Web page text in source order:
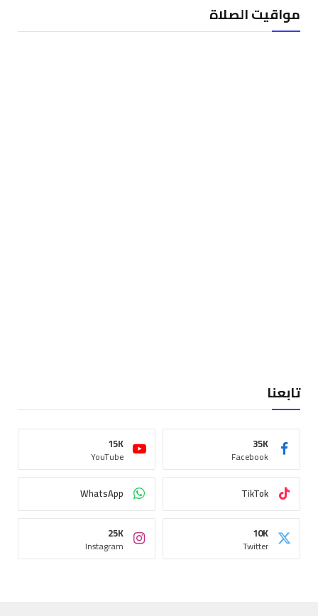
مواقيت الصلاة
تابعنا
Facebook
35K
YouTube
15K
TikTok
WhatsApp
Twitter
10K
Instagram
25K